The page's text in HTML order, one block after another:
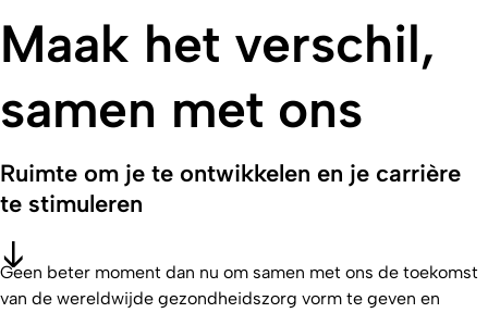
Maak het verschil,
samen met ons
Ruimte om je te ontwikkelen en je carrière
te stimuleren
Geen beter moment dan nu om samen met ons de toekomst
van de wereldwijde gezondheidszorg vorm te geven en